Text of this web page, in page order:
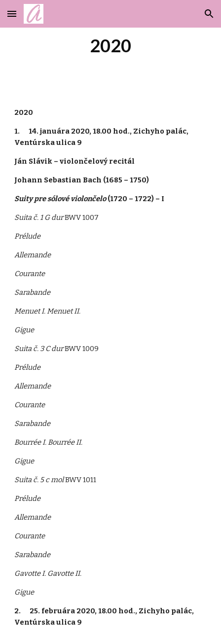
Skip to main content Skip to navigation
2020
2020
1. 14. januára 2020, 18.00 hod., Zichyho palác,
Ventúrska ulica 9
Ján Slávik – violončelový recitál
Johann Sebastian Bach (1685 – 1750)
Suity pre sólové violončelo(1720 – 1722) – I
Suita č. 1 G durBWV 1007
Prélude
Allemande
Courante
Sarabande
Menuet I. Menuet II.
Gigue
Suita č. 3 C durBWV 1009
Prélude
Allemande
Courante
Sarabande
Bourrée I. Bourrée II.
Gigue
Suita č. 5 c molBWV 1011
Prélude
Allemande
Courante
Sarabande
Gavotte I. Gavotte II.
Gigue
2. 25. februára 2020, 18.00 hod., Zichyho palác,
Ventúrska ulica 9